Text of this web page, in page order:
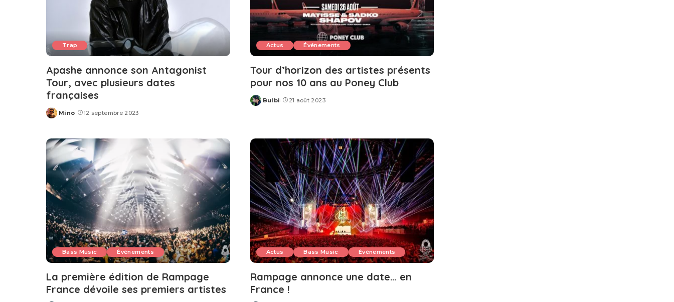
Trap
Apashe annonce son Antagonist
Tour, avec plusieurs dates
françaises
Posted
Mino 12 septembre 2023
Actus Événements
Tour d’horizon des artistes présents
pour nos 10 ans au Poney Club
Posted
Bulbi 21 août 2023
Bass Music Événements
La première édition de Rampage
France dévoile ses premiers artistes
Actus Bass Music Événements
Rampage annonce une date… en
France !